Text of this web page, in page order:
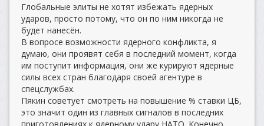
Глобальные элиты не хотят избежать ядерных
ударов, просто потому, что он по ним никогда не
будет нанесён.
В вопросе возможности ядерного конфликта, я
думаю, они проявят себя в последний момент, когда
им поступит информация, они же курируют ядерные
силы всех стран благодаря своей агентуре в
спецслужбах.
Пякин советует смотреть на повышение % ставки ЦБ,
это значит один из главных сигналов в последних
приготовлениях к ядерному удару НАТО. Конечно